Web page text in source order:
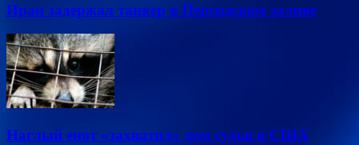
Иран задержал танкер в Персидском заливе
Наглый енот «захватил» дом судьи в США